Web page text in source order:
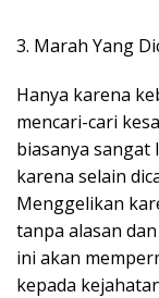
3. Marah Yang
Hanya karena
mencari-cari
biasanya sangat
karena selain
Menggelikan
tanpa alasan
ini akan
kepada